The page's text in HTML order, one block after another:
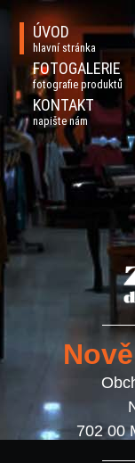
ÚVOD
hlavní stránka
FOTOGALERIE
fotografie produktů
KONTAKT
napište nám
702 00